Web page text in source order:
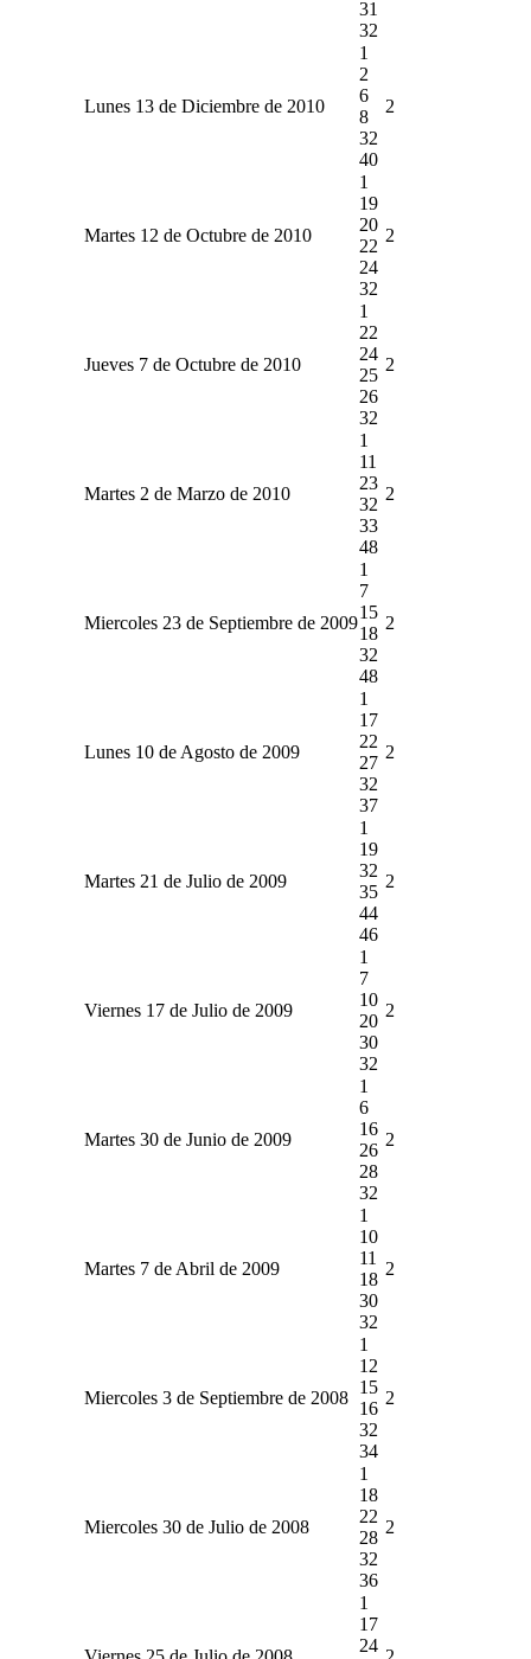
31
32
Lunes 13 de Diciembre de 2010
1
2
6
8
32
40
2
Martes 12 de Octubre de 2010
1
19
20
22
24
32
2
Jueves 7 de Octubre de 2010
1
22
24
25
26
32
2
Martes 2 de Marzo de 2010
1
11
23
32
33
48
2
Miercoles 23 de Septiembre de 2009
1
7
15
18
32
48
2
Lunes 10 de Agosto de 2009
1
17
22
27
32
37
2
Martes 21 de Julio de 2009
1
19
32
35
44
46
2
Viernes 17 de Julio de 2009
1
7
10
20
30
32
2
Martes 30 de Junio de 2009
1
6
16
26
28
32
2
Martes 7 de Abril de 2009
1
10
11
18
30
32
2
Miercoles 3 de Septiembre de 2008
1
12
15
16
32
34
2
Miercoles 30 de Julio de 2008
1
18
22
28
32
36
2
1
17
24